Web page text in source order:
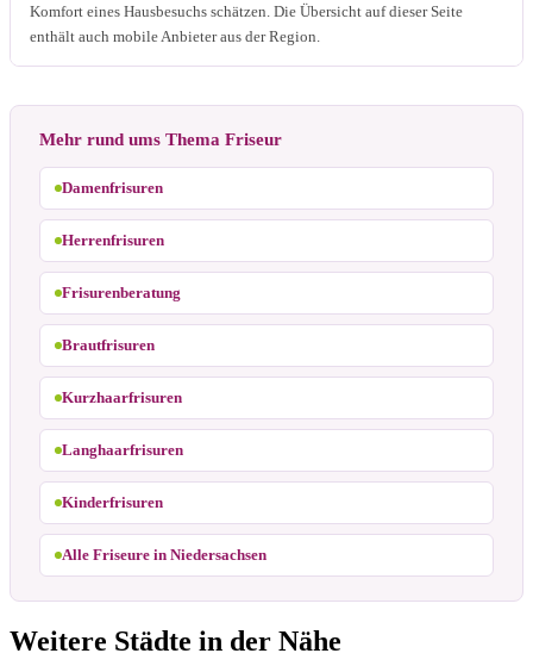
Komfort eines Hausbesuchs schätzen. Die Übersicht auf dieser Seite
enthält auch mobile Anbieter aus der Region.
Mehr rund ums Thema Friseur
Damenfrisuren
Herrenfrisuren
Frisurenberatung
Brautfrisuren
Kurzhaarfrisuren
Langhaarfrisuren
Kinderfrisuren
Alle Friseure in Niedersachsen
Weitere Städte in der Nähe